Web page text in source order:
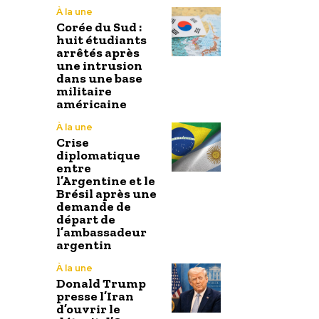
À la une
Corée du Sud :
huit étudiants
arrêtés après
une intrusion
dans une base
militaire
américaine
À la une
Crise
diplomatique
entre
l’Argentine et le
Brésil après une
demande de
départ de
l’ambassadeur
argentin
À la une
Donald Trump
presse l’Iran
d’ouvrir le